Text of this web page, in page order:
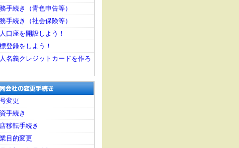
手続き（青色申告等）
手続き（社会保険等）
口座を開設しよう！
登録をしよう！
名義クレジットカードを作ろ
変更
手続き
移転手続き
目的変更